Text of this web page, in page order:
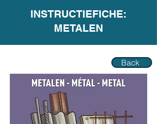
INSTRUCTIEFICHE:
METALEN
Back